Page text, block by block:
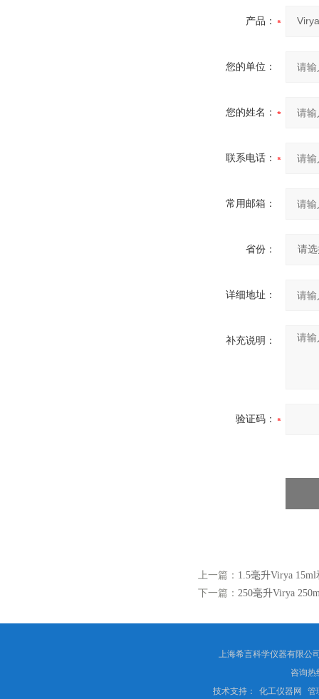
产品：
您的单位：
您的姓名：
联系电话：
常用邮箱：
省份：
详细地址：
补充说明：
验证码：
上一篇： 1.5毫升Virya
下一篇： 250毫升Virya
上海希言科学仪器有限公
咨询热
技术支持：
化工仪器网 管